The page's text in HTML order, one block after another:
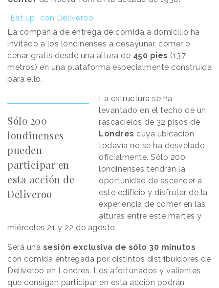
“Eat up” con Deliveroo
La compañía de entrega de comida a domicilio ha
invitado a los londinenses a desayunar, comer o
cenar gratis desde una altura de 450 pies (137
metros) en una plataforma especialmente construida
para ello.
Sólo 200
londinenses
pueden
participar en
esta acción de
Deliveroo
La estructura se ha
levantado en el techo de un
rascacielos de 32 pisos de
Londres cuya ubicación
todavía no se ha desvelado
oficialmente. Sólo 200
londinenses tendrán la
oportunidad de ascender a
este edificio y disfrutar de la
experiencia de comer en las
alturas entre este martes y
miércoles 21 y 22 de agosto.
Será una sesión exclusiva de sólo 30 minutos
con comida entregada por distintos distribuidores de
Deliveroo en Londres. Los afortunados y valientes
que consigan participar en esta acción podrán